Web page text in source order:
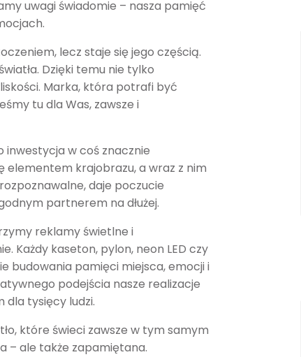
uwagi świadomie – nasza pamięć
lecz staje się jego częścią.
Dzięki temu nie tylko
Marka, która potrafi być
tu dla Was, zawsze i
inwestycja w coś znacznie
elementem krajobrazu, a wraz z nim
daje poczucie
partnerem na dłużej.
reklamy świetlne i
Każdy kaseton, pylon, neon LED czy
budowania pamięci miejsca, emocji i
podejścia nasze realizacje
dla tysięcy ludzi.
które świeci zawsze w tym samym
– ale także zapamiętana.